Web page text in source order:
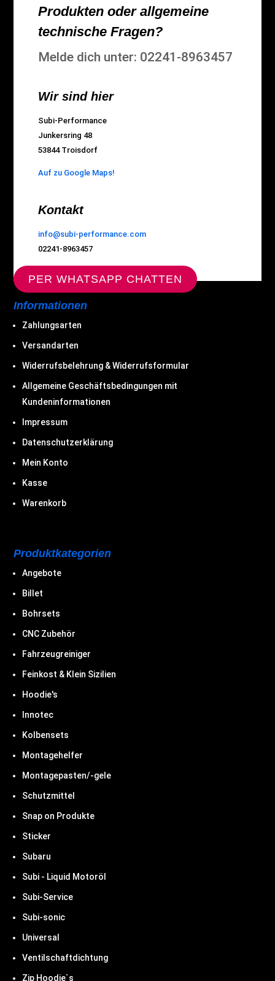
Produkten oder allgemeine
technische Fragen?
Melde dich unter: 02241-8963457
Wir sind hier
Subi-Performance
Junkersring 48
53844 Troisdorf
Auf zu Google Maps!
Kontakt
info@subi-performance.com
02241-8963457
PER WHATSAPP CHATTEN
Informationen
Zahlungsarten
Versandarten
Widerrufsbelehrung & Widerrufsformular
Allgemeine Geschäftsbedingungen mit
Kundeninformationen
Impressum
Datenschutzerklärung
Mein Konto
Kasse
Warenkorb
Produktkategorien
Angebote
Billet
Bohrsets
CNC Zubehör
Fahrzeugreiniger
Feinkost & Klein Sizilien
Hoodie's
Innotec
Kolbensets
Montagehelfer
Montagepasten/-gele
Schutzmittel
Snap on Produkte
Sticker
Subaru
Subi - Liquid Motoröl
Subi-Service
Subi-sonic
Universal
Ventilschaftdichtung
Zip Hoodie`s